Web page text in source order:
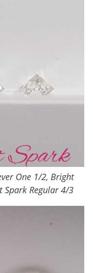
One 1/2, Bright
Regular 4/3